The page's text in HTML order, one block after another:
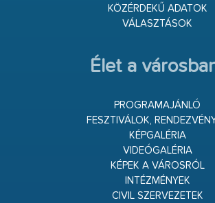
KÖZÉRDEKŰ ADATOK
VÁLASZTÁSOK
Élet a
PROGRAMAJÁNLÓ
FESZTIVÁLOK,
KÉPGALÉRIA
VIDEÓGALÉRIA
KÉPEK A VÁROSRÓL
INTÉZMÉNYEK
CIVIL SZERVEZETEK